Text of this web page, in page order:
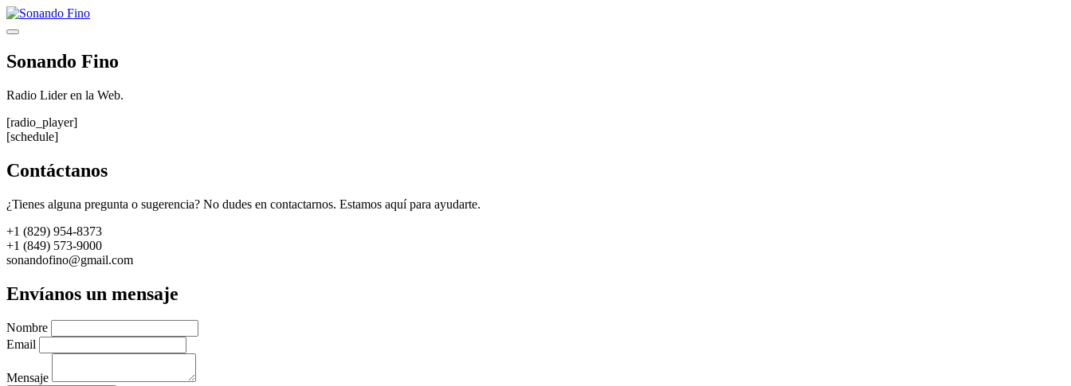
Saltar
al
Menú
Sonando Fino
Radio Lider en la Web.
[radio_player]
[schedule]
Contáctanos
¿Tienes alguna pregunta o sugerencia? No dudes en contactarnos. Estamos aquí para ayudarte.
+1 (829) 954-8373
+1 (849) 573-9000
sonandofino@gmail.com
Envíanos un mensaje
Nombre
Email
Mensaje